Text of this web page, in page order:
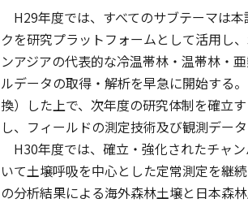
H29年度では、すべてのサブテーマは
クを研究プラットフォームとして活用し
ンアジアの代表的な冷温帯林・温帯林・
ルデータの取得・解析を早急に開始する
換）した上で、次年度の研究体制を確立
し、フィールドの測定技術及び観測デー
H30年度では、確立・強化されたチャ
いて土壌呼吸を中心とした定常測定を継
の分析結果による海外森林土壌と日本森